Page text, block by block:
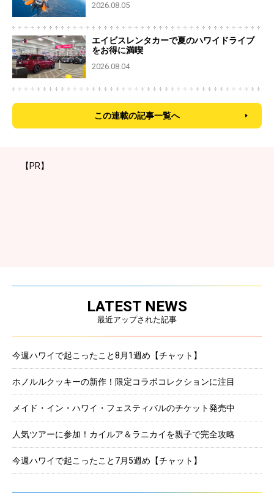
2026.08.05
エイビスレンタカーで夏のハワイドライブ
をお得に満喫
2026.08.04
この連載の記事一覧へ
【PR】
LATEST NEWS
最近アップされた記事
今週ハワイで起こったこと8月1週め【チャット】
ホノルルクッキーの新作！限定コラボコレクションに注目
メイド・イン・ハワイ・フェスティバルのチケット発売中
人気ツアーに参加！カイルア＆ラニカイを親子で完全攻略
今週ハワイで起こったこと7月5週め【チャット】